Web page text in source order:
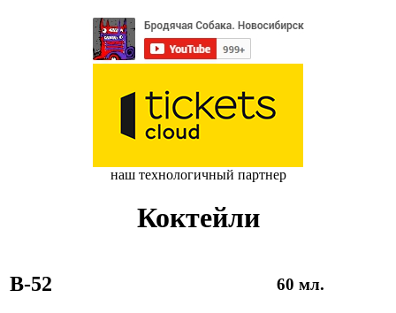
наш технологичный партнер
Коктейли
B-52 60 мл.